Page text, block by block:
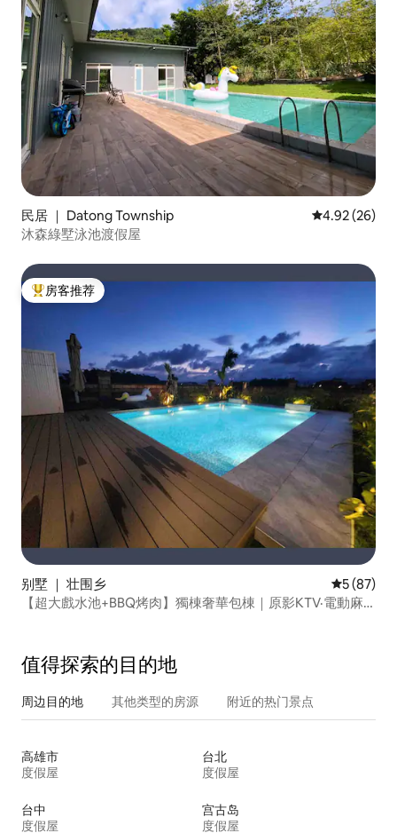
民居 ｜ Datong Township 平均评分
4.92 (26)
沐森綠墅泳池渡假屋
热门「房客推荐」
房客推荐
别墅 ｜ 壮围乡 平均评分
5 (87)
【超大戲水池+BBQ烤肉】獨棟奢華包棟｜原影KTV·電動麻
值得探索的目的地
周边目的地 其他类型的房源 附近的热门景点
高雄市
度假屋
台北
度假屋
台中
度假屋
宫古岛
度假屋